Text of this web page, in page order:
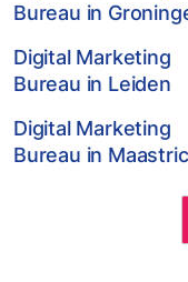
Bureau in
Digital Marketing
Bureau in Leiden
Digital Marketing
Bureau in